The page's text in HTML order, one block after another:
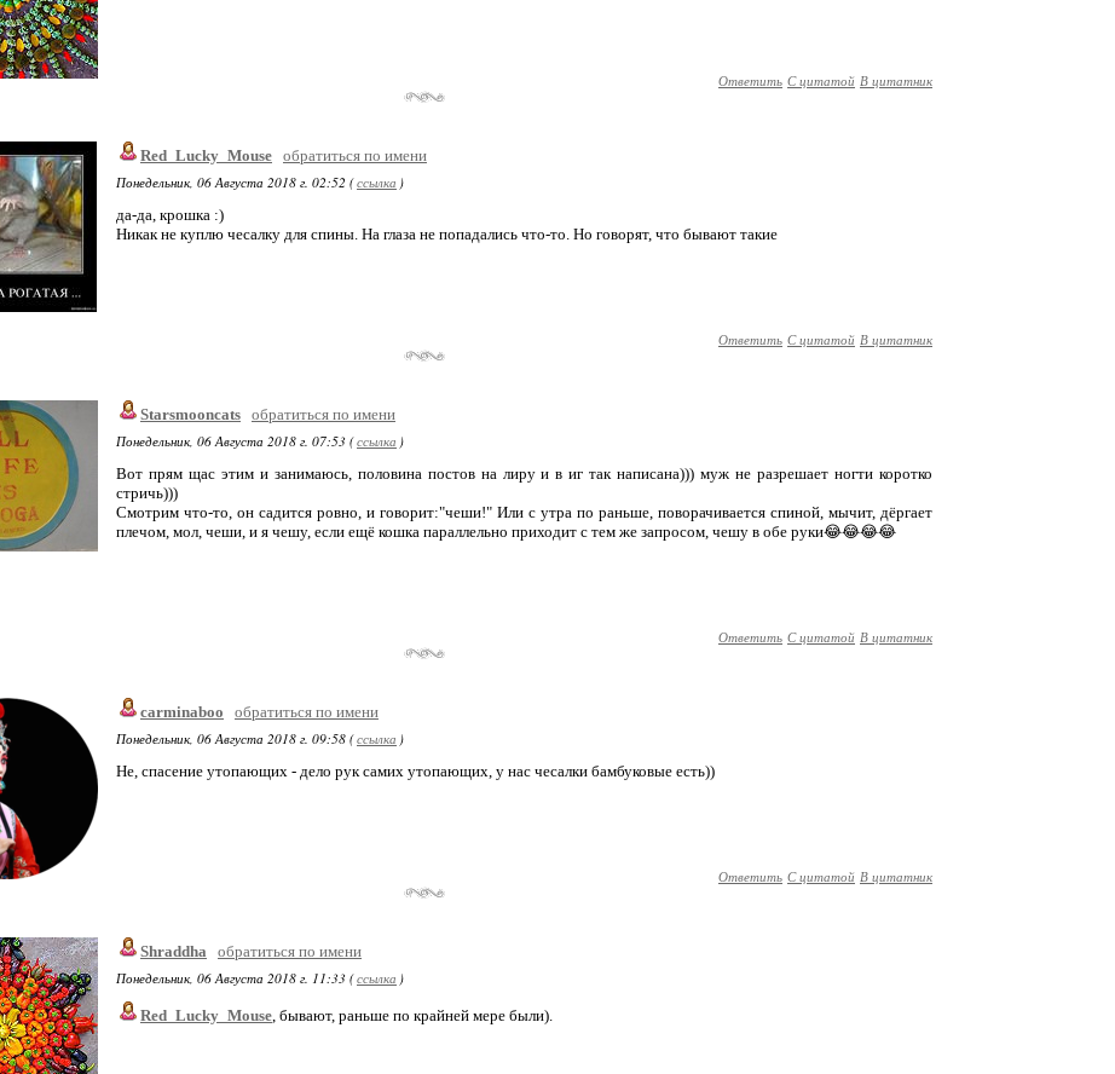
Ответить С цитатой В цитатник
Red_Lucky_Mouse обратиться по имени
Понедельник, 06 Августа 2018 г. 02:52 (ссылка )
да-да, крошка :)
Никак не куплю чесалку для спины. На глаза не попадались что-то. Но говорят, что бывают такие
Ответить С цитатой В цитатник
Starsmooncats обратиться по имени
Понедельник, 06 Августа 2018 г. 07:53 (ссылка )
Вот прям щас этим и занимаюсь, половина постов на лиру и в иг так написана))) муж не разрешает ногти коротко
стричь)))
Смотрим что-то, он садится ровно, и говорит:"чеши!" Или с утра по раньше, поворачивается спиной, мычит, дёргает
плечом, мол, чеши, и я чешу, если ещё кошка параллельно приходит с тем же запросом, чешу в обе руки😂😂😂😂
Ответить С цитатой В цитатник
carminaboo
обратиться по имени
Понедельник, 06 Августа 2018 г. 09:58 (ссылка )
Не, спасение утопающих - дело рук самих утопающих, у нас чесалки бамбуковые есть))
Ответить С цитатой В цитатник
Shraddha
обратиться по имени
Понедельник, 06 Августа 2018 г. 11:33 (ссылка )
Red_Lucky_Mouse, бывают, раньше по крайней мере были).